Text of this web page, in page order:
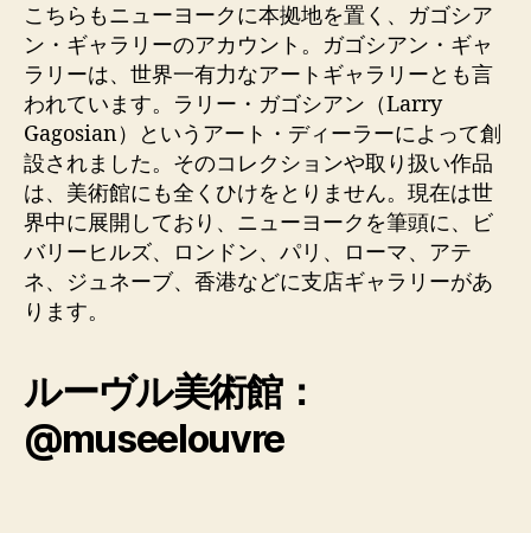
こちらもニューヨークに本拠地を置く、ガゴシア
ン・ギャラリーのアカウント。ガゴシアン・ギャ
ラリーは、世界一有力なアートギャラリーとも言
われています。ラリー・ガゴシアン（Larry
Gagosian）というアート・ディーラーによって創
設されました。そのコレクションや取り扱い作品
は、美術館にも全くひけをとりません。現在は世
界中に展開しており、ニューヨークを筆頭に、ビ
バリーヒルズ、ロンドン、パリ、ローマ、アテ
ネ、ジュネーブ、香港などに支店ギャラリーがあ
ります。
ルーヴル美術館：
@museelouvre